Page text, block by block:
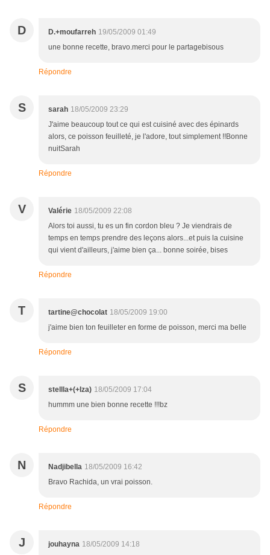
D D.+moufarreh 19/05/2009 01:49
une bonne recette, bravo.merci pour le partagebisous
Répondre
S sarah 18/05/2009 23:29
J'aime beaucoup tout ce qui est cuisiné avec des épinards
alors, ce poisson feuilleté, je l'adore, tout simplement !!Bonne
nuitSarah
Répondre
V Valérie 18/05/2009 22:08
Alors toi aussi, tu es un fin cordon bleu ? Je viendrais de
temps en temps prendre des leçons alors...et puis la cuisine
qui vient d'ailleurs, j'aime bien ça... bonne soirée, bises
Répondre
T tartine@chocolat 18/05/2009 19:00
j'aime bien ton feuilleter en forme de poisson, merci ma belle
Répondre
S stellla+(+Iza) 18/05/2009 17:04
hummm une bien bonne recette !!!bz
Répondre
N Nadjibella 18/05/2009 16:42
Bravo Rachida, un vrai poisson.
Répondre
J jouhayna 18/05/2009 14:18